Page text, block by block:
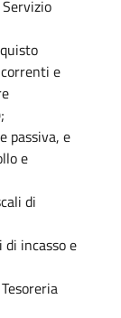
e
passiva, e
e
di
incasso e